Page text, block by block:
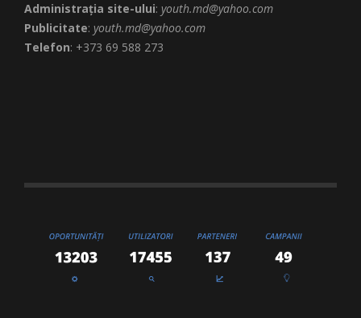
Administrația site-ului: youth.md@yahoo.com
Publicitate: youth.md@yahoo.com
Telefon: +373 69 588 273